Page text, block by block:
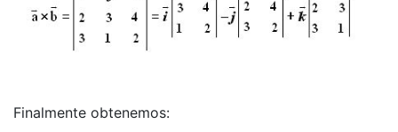
Finalmente obtenemos: